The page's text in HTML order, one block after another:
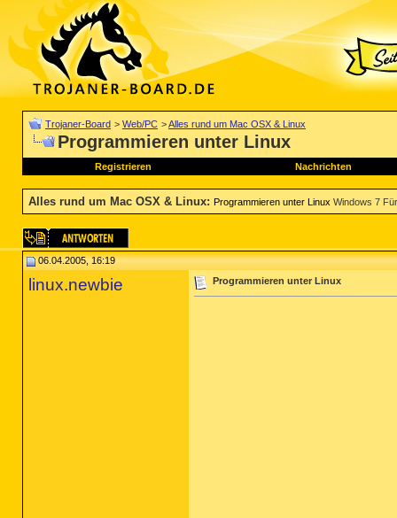
Trojaner-Board > Web/PC >Alles rund um Mac OSX & Linux
Programmieren unter Linux
Registrieren Nachrichten
Alles rund um Mac OSX & Linux: Programmieren unter Linux Windows 7
06.04.2005, 16:19
linux.newbie Programmieren unter Linux